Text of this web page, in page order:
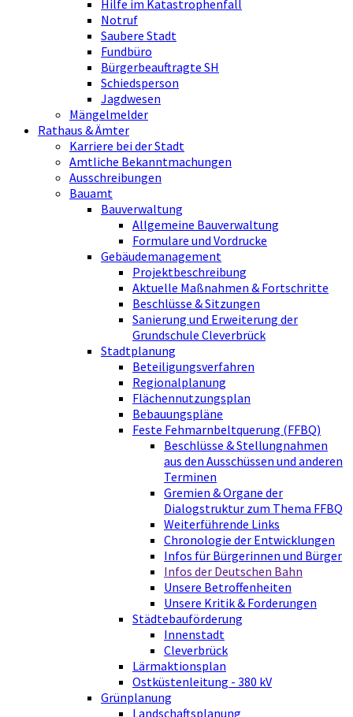
Hilfe im Katastrophenfall
Notruf
Saubere Stadt
Fundbüro
Bürgerbeauftragte SH
Schiedsperson
Jagdwesen
Mängelmelder
Rathaus & Ämter
Karriere bei der Stadt
Amtliche Bekanntmachungen
Ausschreibungen
Bauamt
Bauverwaltung
Allgemeine Bauverwaltung
Formulare und Vordrucke
Gebäudemanagement
Projektbeschreibung
Aktuelle Maßnahmen & Fortschritte
Beschlüsse & Sitzungen
Sanierung und Erweiterung der
Grundschule Cleverbrück
Stadtplanung
Beteiligungsverfahren
Regionalplanung
Flächennutzungsplan
Bebauungspläne
Feste Fehmarnbeltquerung (FFBQ)
Beschlüsse & Stellungnahmen
aus den Ausschüssen und anderen
Terminen
Gremien & Organe der
Dialogstruktur zum Thema FFBQ
Weiterführende Links
Chronologie der Entwicklungen
Infos für Bürgerinnen und Bürger
Infos der Deutschen Bahn
Unsere Betroffenheiten
Unsere Kritik & Forderungen
Städtebauförderung
Innenstadt
Cleverbrück
Lärmaktionsplan
Ostküstenleitung - 380 kV
Grünplanung
Landschaftsplanung